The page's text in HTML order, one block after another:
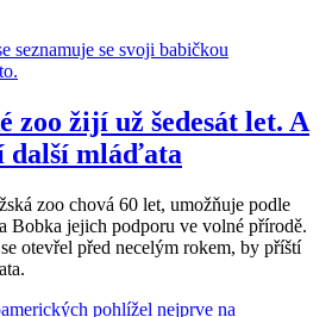
zoo žijí už šedesát let. A
mláďata
zoo chová 60 let, umožňuje podle
Bobka jejich podporu ve volné přírodě.
otevřel před necelým rokem, by příští